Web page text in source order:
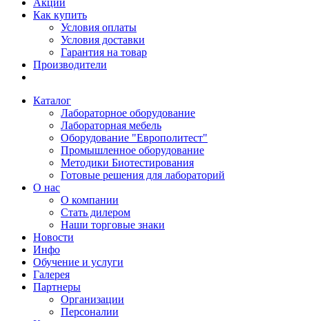
Акции
Как купить
Условия оплаты
Условия доставки
Гарантия на товар
Производители
Каталог
Лабораторное оборудование
Лабораторная мебель
Оборудование "Европолитест"
Промышленное оборудование
Методики Биотестирования
Готовые решения для лабораторий
О нас
О компании
Стать дилером
Наши торговые знаки
Новости
Инфо
Обучение и услуги
Галерея
Партнеры
Организации
Персоналии